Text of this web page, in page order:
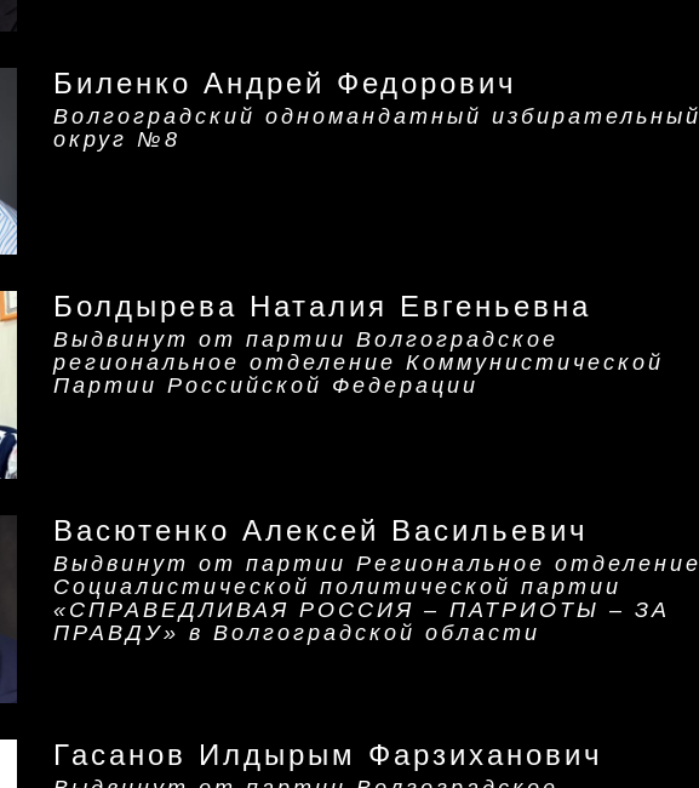
Биленко Андрей Федорович
Волгоградский одномандатный избирательный
округ №8
Болдырева Наталия Евгеньевна
Выдвинут от партии Волгоградское
региональное отделение Коммунистической
Партии Российской Федерации
Васютенко Алексей Васильевич
Выдвинут от партии Региональное отделение
Социалистической политической партии
«СПРАВЕДЛИВАЯ РОССИЯ – ПАТРИОТЫ – ЗА
ПРАВДУ» в Волгоградской области
Гасанов Илдырым Фарзиханович